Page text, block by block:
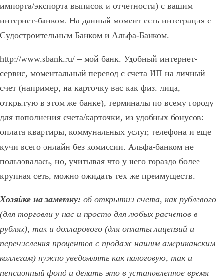
импорта/экспорта выписок и отчетности) с вашим
интернет-банком. На данный момент есть интеграция с
Судостроительным Банком и Альфа-Банком.
http://www.sbank.ru/ – мой банк. Удобный интернет-
сервис, моментальный перевод с счета ИП на личный
счет (например, на карточку вас как физ. лица,
открытую в этом же банке), терминалы по всему городу
для пополнения счета/карточки, из удобных бонусов:
оплата квартиры, коммунальных услуг, телефона и еще
кучи всего онлайн без комиссии. Альфа-банком не
пользовалась, но, учитывая что у него гораздо более
крупная сеть, можно ожидать тех же преимуществ.
Хозяйке на заметку: об открытии счета, как рублевого
(для торговли у нас и просто для любых расчетов в
рублях), так и долларового (для оплаты лицензий и
перечисления процентов с продаж нашим американским
коллегам) нужно уведомлять как налоговую, так и
пенсионный фонд и делать это в установленное время